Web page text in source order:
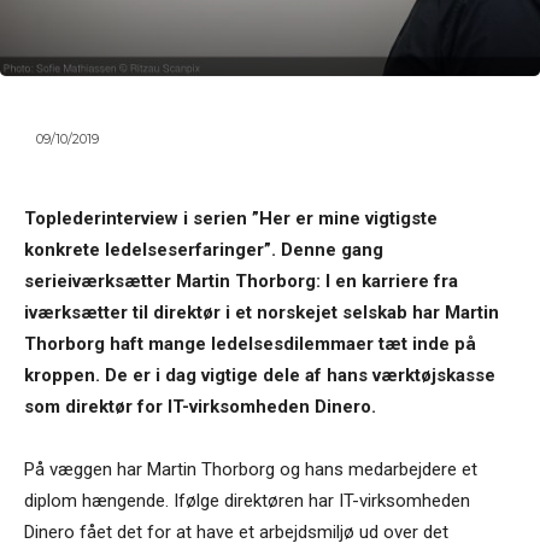
09/10/2019
Toplederinterview i serien ”Her er mine vigtigste
konkrete ledelseserfaringer”. Denne gang
serieiværksætter Martin Thorborg: I en karriere fra
iværksætter til direktør i et norskejet selskab har Martin
Thorborg haft mange ledelsesdilemmaer tæt inde på
kroppen. De er i dag vigtige dele af hans værktøjskasse
som direktør for IT-virksomheden Dinero.
På væggen har Martin Thorborg og hans medarbejdere et
diplom hængende. Ifølge direktøren har IT-virksomheden
Dinero fået det for at have et arbejdsmiljø ud over det